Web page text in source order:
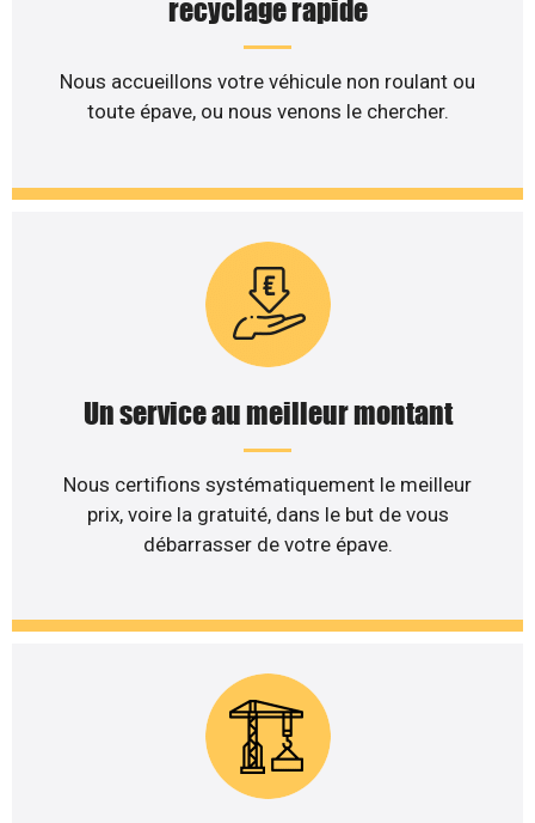
recyclage rapide
Nous accueillons votre véhicule non roulant ou
toute épave, ou nous venons le chercher.
Un service au meilleur montant
Nous certifions systématiquement le meilleur
prix, voire la gratuité, dans le but de vous
débarrasser de votre épave.